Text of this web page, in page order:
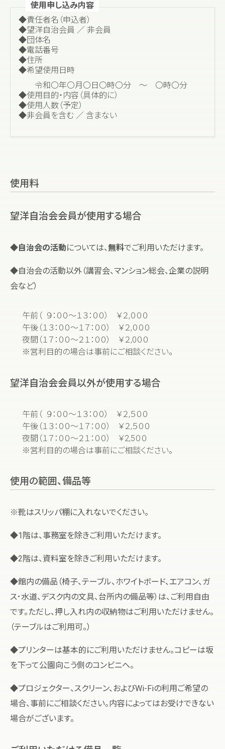
使用申し込み内容
◆責任者名（申込者）
◆望洋自治会員 ／ 非会員
◆団体名
◆電話番号
◆住所
◆希望使用日時
令和〇年〇月〇日〇時〇分 ～ 〇時〇分
◆使用目的・内容（具体的に）
◆使用人数（予定）
◆非会員を含む ／ 含まない
使用料
望洋自治会会員が使用する場合
◆自治会の活動については、無料でご利用いただけます。
◆自治会の活動以外（講習会、マンション総会、企業の説明
会など）
午前（ ９：００～１３：００） ￥２,０００
午後（１３：００～１７：００） ￥２,０００
夜間（１７：００～２１：００） ￥２,0００
※営利目的の場合は事前にご相談ください。
望洋自治会会員以外が使用する場合
午前（ ９：００～１３：００） ￥２,５００
午後（１３：００～１７：００） ￥２,５００
夜間（１７：００～２１：００） ￥2,5００
※営利目的の場合は事前にご相談ください。
使用の範囲、備品等
※靴はスリッパ棚に入れないでください。
◆1階は、事務室を除きご利用いただけます。
◆2階は、資料室を除きご利用いただけます。
◆館内の備品（椅子、テーブル、ホワイトボード、エアコン、ガ
ス･水道、デスク内の文具、台所内の備品等）は、ご利用自由
です。ただし、押し入れ内の収納物はご利用いただけません。
（テーブルはご利用可。）
◆プリンターは基本的にご利用いただけません。コピーは坂
を下って公園向こう側のコンビニへ。
◆プロジェクター、スクリーン、およびWi-Fiの利用ご希望の
場合、事前にご相談ください。内容によってはお受けできない
場合がございます。